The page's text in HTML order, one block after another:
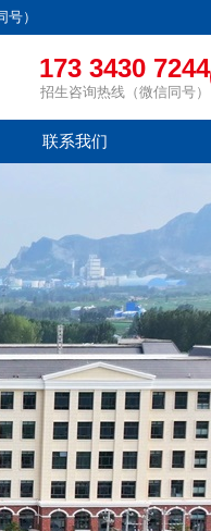
）
173 3430 7244
招生咨询热线（微信同号）
联系我们